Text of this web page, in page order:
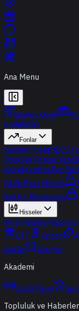
Ana Menu
Günün Özeti
Endeksler
Fonlar
Yatırım FonlarıBES
Popüler Fonlar Yeni
KarşılaştırmaFon
Akıllı Para Sinyali
Sektör Rotasyonu
Hisseler
Yerli Hisseler
ETF
Kripto
Analiz
Araçlar
Akademi
Canlı Yayın
Topluluk ve Haberler